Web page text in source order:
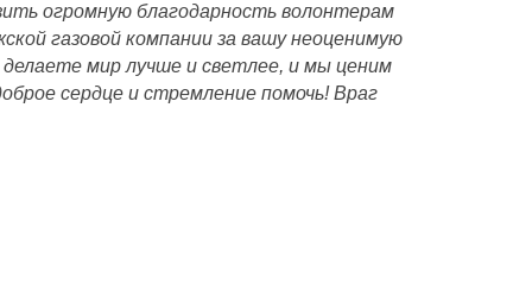
огромную благодарность волонтерам
газовой компании за вашу неоценимую
мир лучше и светлее, и мы ценим
сердце и стремление помочь! Враг